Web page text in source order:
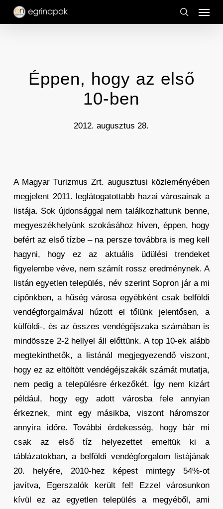
Skip
search
Menu
Éppen, hogy az első
10-ben
2012. augusztus 28.
A Magyar Turizmus Zrt. augusztusi közleményében
megjelent 2011. leglátogatottabb hazai városainak a
listája. Sok újdonsággal nem találkozhattunk benne,
megyeszékhelyünk szokásához híven, éppen, hogy
befért az első tízbe – na persze továbbra is meg kell
hagyni, hogy ez az aktuális üdülési trendeket
figyelembe véve, nem számít rossz eredménynek. A
listán egyetlen település, név szerint Sopron jár a mi
cipőnkben, a hűség városa egyébként csak belföldi
vendégforgalmával húzott el tőlünk jelentősen, a
külföldi-, és az összes vendégéjszaka számában is
mindössze 2-2 hellyel áll előttünk. A top 10-ek alább
megtekinthetők, a listánál megjegyezendő viszont,
hogy ez az eltöltött vendégéjszakák számát mutatja,
nem pedig a településre érkezőkét. Így nem kizárt
például, hogy egy adott városba fele annyian
érkeznek, mint egy másikba, viszont háromszor
annyira időre. További érdekesség, hogy bár mi
csak az első tíz helyezettet emeltük ki a
táblázatokban, a belföldi vendégforgalom listájának
20. helyére, 2010-hez képest mintegy 54%-ot
javítva, Egerszalók került fel! Ezzel városunkon
kívül ez az egyetlen település a megyéből, ami